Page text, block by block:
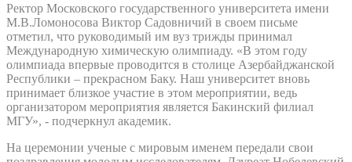
Ректор Московского государственного университета имени
М.В.Ломоносова Виктор Садовничий в своем письме
отметил, что руководимый им вуз трижды принимал
Международную химическую олимпиаду. «В этом году
олимпиада впервые проводится в столице Азербайджанской
Республики – прекрасном Баку. Наш университет вновь
принимает близкое участие в этом мероприятии, ведь
организатором мероприятия является Бакинский филиал
МГУ», - подчеркнул академик.
На церемонии ученые с мировым именем передали свои